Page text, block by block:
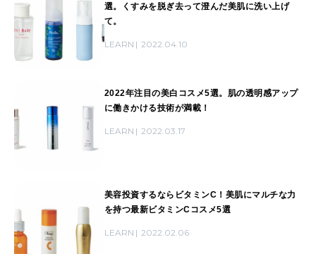
選。くすみを脱ぎ去って澄んだ美肌に洗い上げ
て。
LEARN 2022.04.10
2022年注目の美白コスメ5選。肌の透明感アップ
に働きかける技術が満載！
LEARN 2022.03.17
美容投資するならビタミンC！美肌にマルチな力
を持つ最新ビタミンCコスメ5選
LEARN 2022.02.06